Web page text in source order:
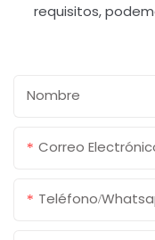
requisitos,
Nombre
Correo
Teléfono/